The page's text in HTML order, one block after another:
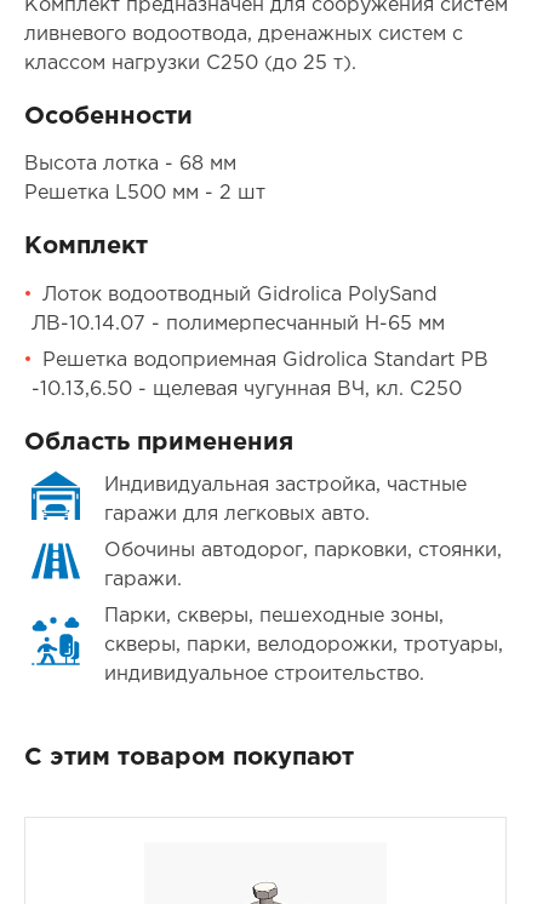
Комплект предназначен для сооружения систем
ливневого водоотвода, дренажных систем с
классом нагрузки C250 (до 25 т).
Особенности
Высота лотка - 68 мм
Решетка L500 мм - 2 шт
Комплект
Лоток водоотводный Gidrolica PolySand
ЛВ-10.14.07 - полимерпесчанный H-65 мм
Решетка водоприемная Gidrolica Standart РВ
-10.13,6.50 - щелевая чугунная ВЧ, кл. С250
Область применения
Индивидуальная застройка, частные
гаражи для легковых авто.
Обочины автодорог, парковки, стоянки,
гаражи.
Парки, скверы, пешеходные зоны,
скверы, парки, велодорожки, тротуары,
индивидуальное строительство.
С этим товаром покупают